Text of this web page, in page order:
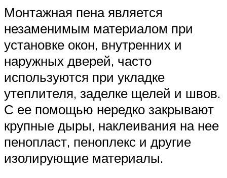
Монтажная пена является
незаменимым материалом при
установке окон, внутренних и
наружных дверей, часто
используются при укладке
утеплителя, заделке щелей и швов.
С ее помощью нередко закрывают
крупные дыры, наклеивания на нее
пенопласт, пеноплекс и другие
изолирующие материалы.